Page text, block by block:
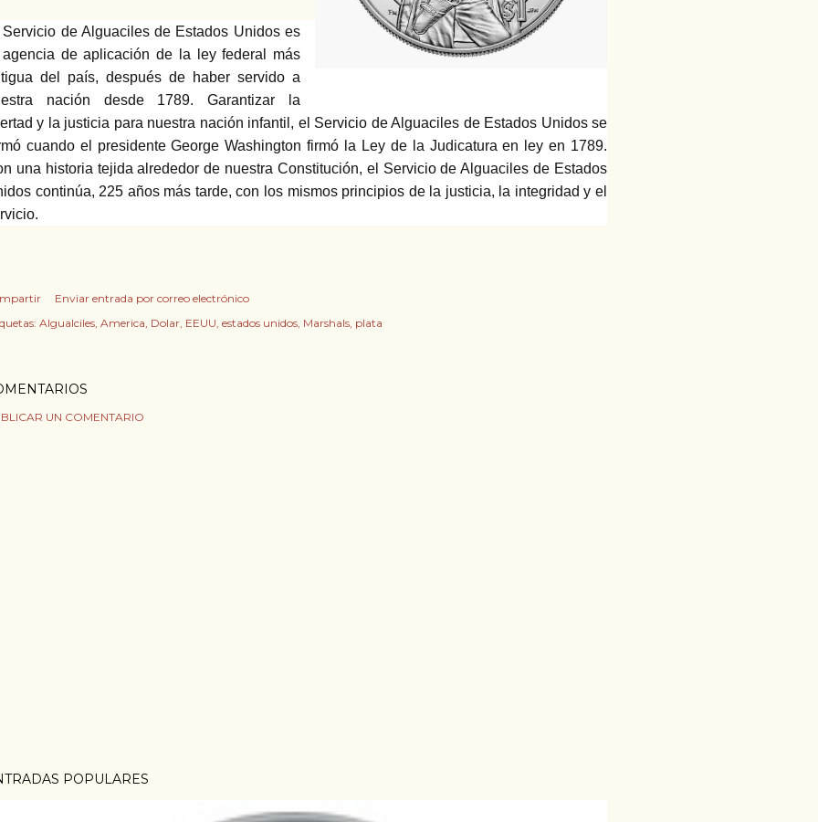
de Alguaciles de Estados Unidos es
de aplicación de la ley federal más
del país, después de haber servido a
nación desde 1789. Garantizar la
y la justicia para nuestra nación infantil, el Servicio de Alguaciles de Estados Unidos se
cuando el presidente George Washington firmó la Ley de la Judicatura en ley en 1789.
una historia tejida alrededor de nuestra Constitución, el Servicio de Alguaciles de Estados
continúa, 225 años más tarde, con los mismos principios de la justicia, la integridad y el
Enviar entrada por correo electrónico
Algualciles America Dolar EEUU estados unidos Marshals plata
UN COMENTARIO
POPULARES